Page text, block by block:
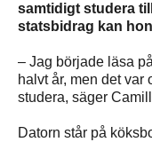
samtidigt studera
statsbidrag kan
– Jag började läsa
halvt år, men det var
studera, säger
Datorn står på